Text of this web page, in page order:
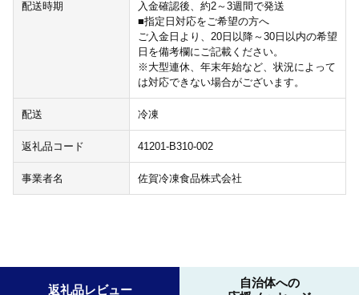
配送時期
入金確認後、約2～3週間で発送
■指定日対応をご希望の方へ
ご入金日より、20日以降～30日以内の希望
日を備考欄にご記載ください。
※大型連休、年末年始など、状況によって
は対応できない場合がございます。
配送 冷凍
返礼品コード 41201-B310-002
事業者名 佐賀冷凍食品株式会社
返礼品レビュー
自治体への